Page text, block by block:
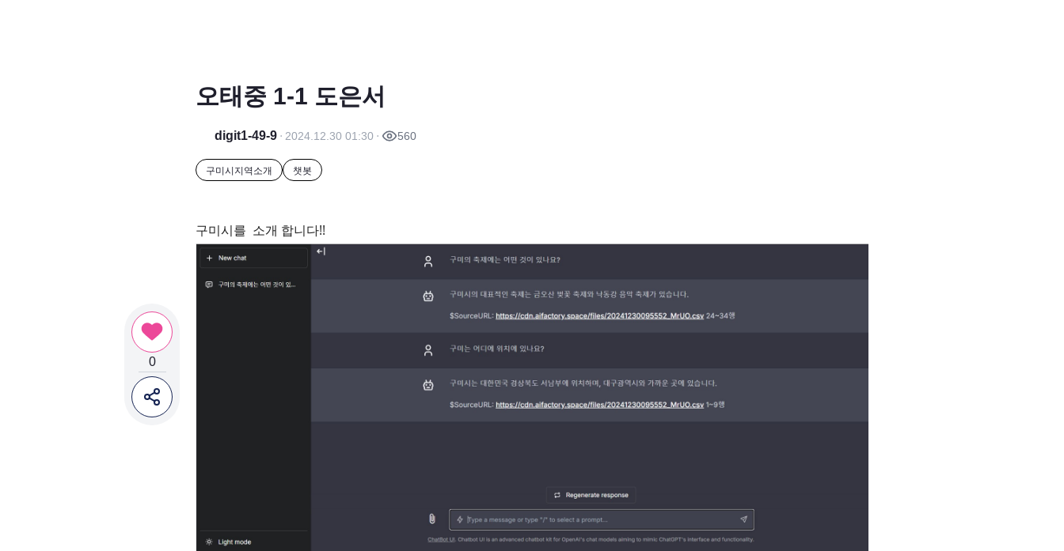
0
오태중 1-1 도은서
digit1-49-9 2024.12.30 01:30 560
구미시지역소개 챗봇
구미시를 소개 합니다!!